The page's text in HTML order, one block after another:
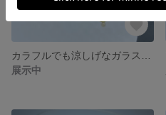
展示中